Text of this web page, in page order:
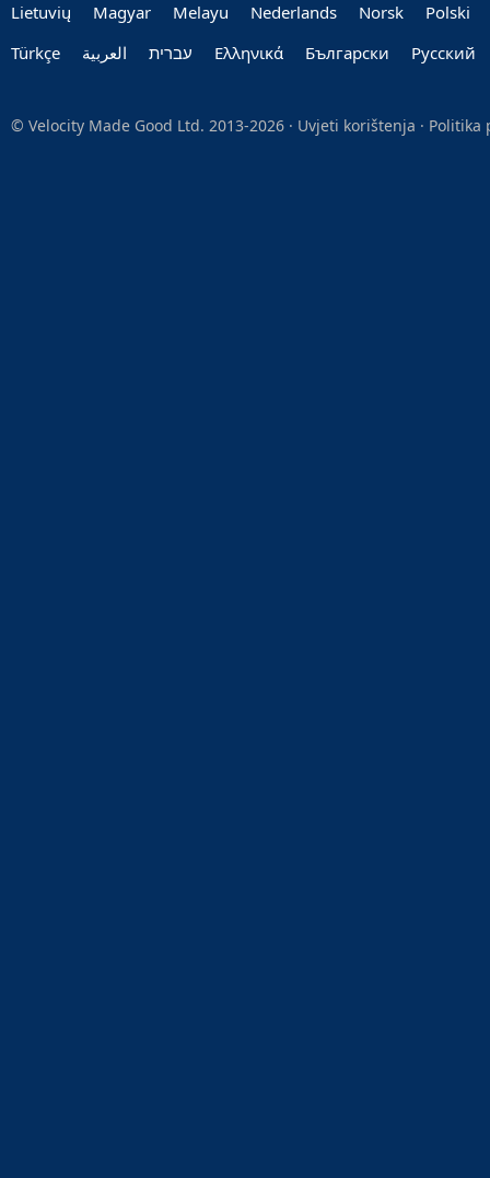
Lietuvių
Magyar Melayu Nederlands Norsk
Polski
Türkçe
العربية‏ עברית‏ Ελληνικά Български Руccкий
© Velocity Made Good Ltd. 2013-2026 · Uvjeti korištenja · Politika